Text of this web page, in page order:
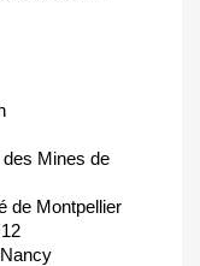
Mines de
de Montpellier